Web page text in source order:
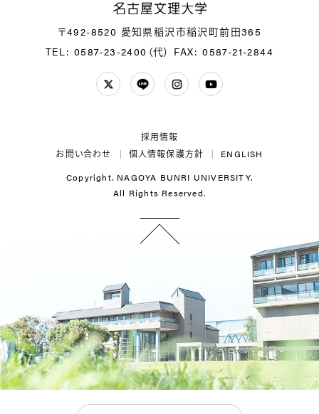
〒492-8520 愛知県稲沢市稲沢町前田365
TEL: 0587-23-2400（代） FAX: 0587-21-2844
ENGLISH
個人情報保護方針
お問い合わせ
採用情報
Copyright. NAGOYA BUNRI UNIVERSITY.
All Rights Reserved.